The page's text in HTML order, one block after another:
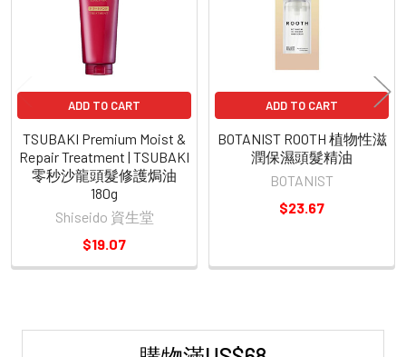
ADD TO CART
TSUBAKI Premium Moist &
Repair Treatment | TSUBAKI
零秒沙龍頭髮修護焗油
180g
Shiseido 資生堂
$19.07
ADD TO CART
BOTANIST ROOTH 植物性滋
潤保濕頭髮精油
BOTANIST
$23.67